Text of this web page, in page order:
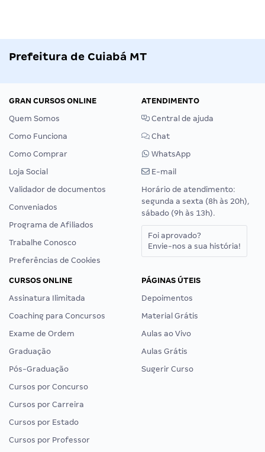
Prefeitura de Cuiabá MT
GRAN CURSOS ONLINE
Quem Somos
Como Funciona
Como Comprar
Loja Social
Validador de documentos
Conveniados
Programa de Afiliados
Trabalhe Conosco
Preferências de Cookies
ATENDIMENTO
Central de ajuda
Chat
WhatsApp
E-mail
Horário de atendimento:
segunda a sexta (8h às 20h),
sábado (9h às 13h).
Foi aprovado?
Envie-nos a sua história!
CURSOS ONLINE
Assinatura Ilimitada
Coaching para Concursos
Exame de Ordem
Graduação
Pós-Graduação
Cursos por Concurso
Cursos por Carreira
Cursos por Estado
Cursos por Professor
PÁGINAS ÚTEIS
Depoimentos
Material Grátis
Aulas ao Vivo
Aulas Grátis
Sugerir Curso